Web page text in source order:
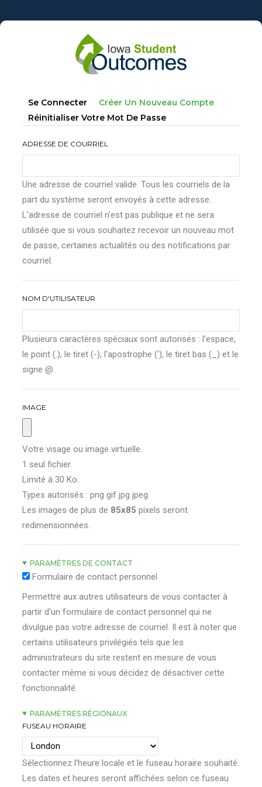
au
Onglets
principaux
Se Connecter Créer Un Nouveau Compte
Réinitialiser Votre Mot De Passe
ADRESSE DE COURRIEL
Une adresse de courriel valide. Tous les courriels de la
part du système seront envoyés à cette adresse.
L'adresse de courriel n'est pas publique et ne sera
utilisée que si vous souhaitez recevoir un nouveau mot
de passe, certaines actualités ou des notifications par
courriel.
NOM D'UTILISATEUR
Plusieurs caractères spéciaux sont autorisés : l'espace,
le point (.), le tiret (-), l'apostrophe ('), le tiret bas (_) et le
signe @.
IMAGE
Votre visage ou image virtuelle.
1 seul fichier.
Limité à 30 Ko.
Types autorisés : png gif jpg jpeg.
Les images de plus de 85x85 pixels seront
redimensionnées.
PARAMÈTRES DE CONTACT
Formulaire de contact personnel
Permettre aux autres utilisateurs de vous contacter à
partir d'un formulaire de contact personnel qui ne
divulgue pas votre adresse de courriel. Il est à noter que
certains utilisateurs privilégiés tels que les
administrateurs du site restent en mesure de vous
contacter même si vous décidez de désactiver cette
fonctionnalité.
PARAMÈTRES RÉGIONAUX
FUSEAU HORAIRE
Sélectionnez l'heure locale et le fuseau horaire souhaité.
Les dates et heures seront affichées selon ce fuseau